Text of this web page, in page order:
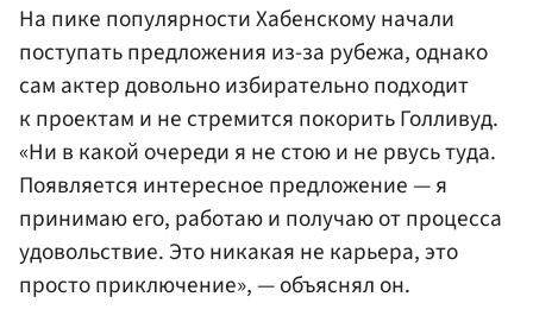
На пике популярности Хабенскому начали
поступать предложения из-за рубежа, однако
сам актер довольно избирательно подходит
к проектам и не стремится покорить Голливуд.
«Ни в какой очереди я не стою и не рвусь туда.
Появляется интересное предложение — я
принимаю его, работаю и получаю от процесса
удовольствие. Это никакая не карьера, это
просто приключение», — объяснял он.